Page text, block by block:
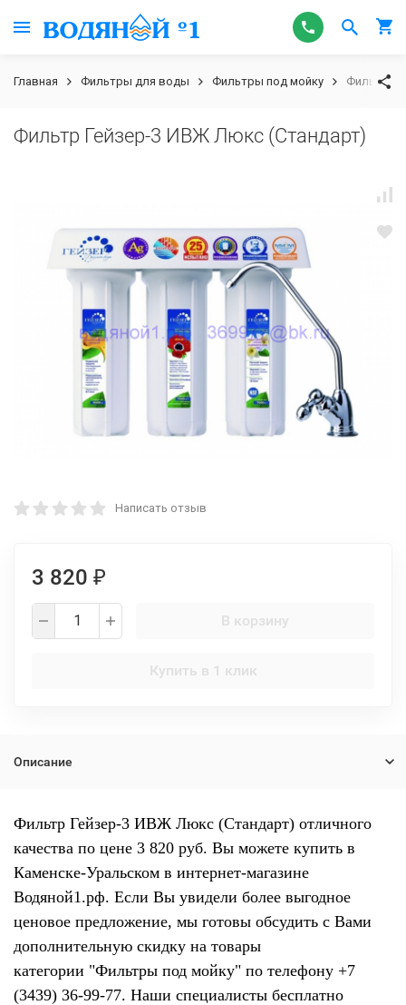
Главная Фильтры для воды Фильтры под мойку Фильтр
Фильтр Гейзер-3 ИВЖ Люкс (Стандарт)
Написать отзыв
3 820 ₽
В корзину
Купить в 1 клик
Описание
Фильтр Гейзер-3 ИВЖ Люкс (Стандарт) отличного
качества по цене 3 820 руб. Вы можете купить в
Каменске-Уральском в интернет-магазине
Водяной1.рф. Если Вы увидели более выгодное
ценовое предложение, мы готовы обсудить с Вами
дополнительную скидку на товары
категории "Фильтры под мойку" по телефону +7
(3439) 36-99-77. Наши специалисты бесплатно